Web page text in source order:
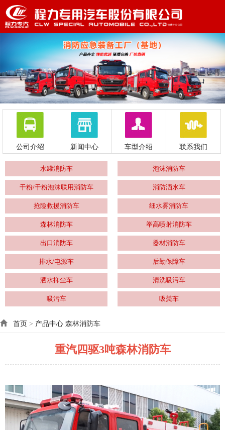
公司介绍 新闻中心 车型介绍 联系我们
水罐消防车 泡沫消防车
干粉/干粉泡沫联用消防车 消防洒水车
抢险救援消防车 细水雾消防车
森林消防车 举高喷射消防车
出口消防车 器材消防车
排水/电源车 后勤保障车
洒水抑尘车 清洗吸污车
吸污车 吸粪车
首页 > 产品中心 森林消防车
重汽四驱3吨森林消防车